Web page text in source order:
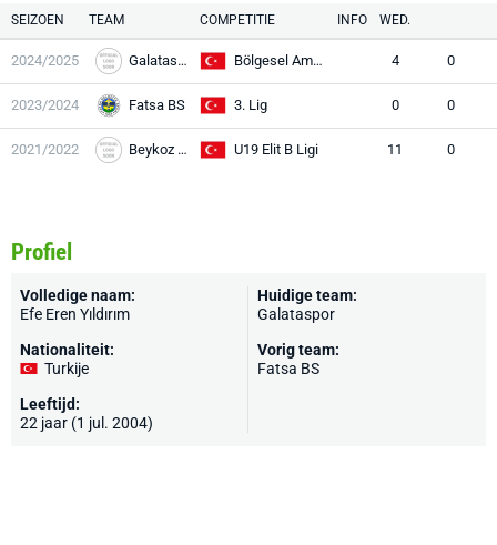
SEIZOEN TEAM COMPETITIE INFO WED.
2024/2025 Galataspor Bölgesel Amatör Lig 4 0
2023/2024 Fatsa BS 3. Lig 0 0
2021/2022 Beykoz Anadolu U19 Elit B Ligi 11 0
Profiel
Volledige naam:
Efe Eren Yıldırım
Nationaliteit:
Turkije
Leeftijd:
22 jaar (1 jul. 2004)
Huidige team:
Galataspor
Vorig team:
Fatsa BS